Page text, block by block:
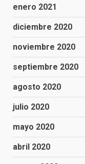
enero 2021
diciembre 2020
noviembre 2020
septiembre 2020
agosto 2020
julio 2020
mayo 2020
abril 2020